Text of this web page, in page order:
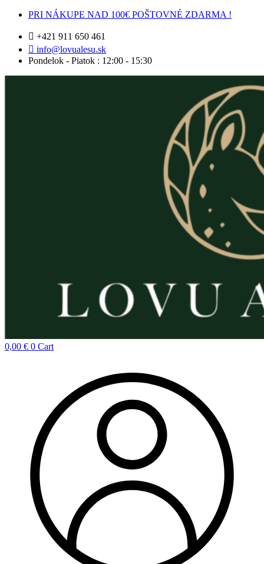
Preskočiť
obsah
PRI NÁKUPE NAD 100€ POŠTOVNÉ ZDARMA !
+421 911 650 461
info@lovualesu.sk
Pondelok - Piatok : 12:00 - 15:30
0,00 € 0 Cart